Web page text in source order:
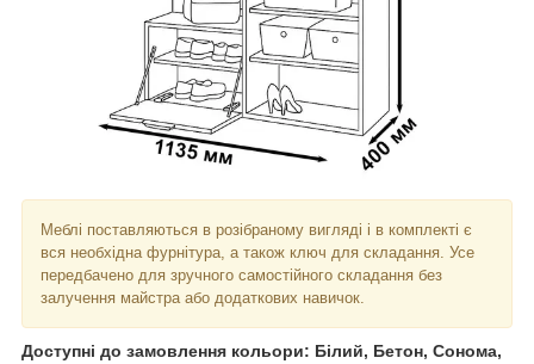
Меблі поставляються в розібраному вигляді і в комплекті є
вся необхідна фурнітура, а також ключ для складання. Усе
передбачено для зручного самостійного складання без
залучення майстра або додаткових навичок.
Доступні до замовлення кольори: Білий, Бетон, Сонома,